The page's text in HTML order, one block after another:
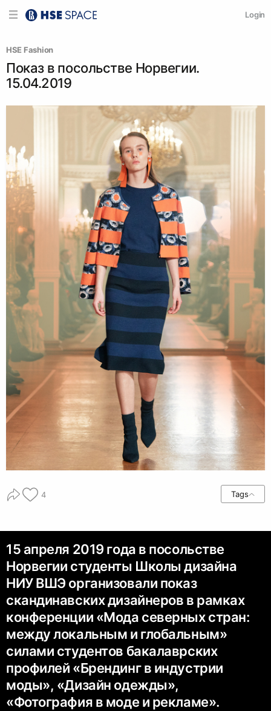
Login
HSE Fashion
Показ в посольстве Норвегии.
15.04.2019
4 Tags
15 апреля 2019 года в посольстве
Норвегии студенты Школы дизайна
НИУ ВШЭ организовали показ
скандинавских дизайнеров в рамках
конференции «Мода северных стран:
между локальным и глобальным»
силами студентов бакалаврских
профилей «Брендинг в индустрии
моды», «Дизайн одежды»,
«Фотография в моде и рекламе».